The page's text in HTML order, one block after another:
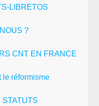
LIBRETOS
?
CNT EN FRANCE
le réformisme